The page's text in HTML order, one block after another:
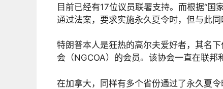
目前已经有17位议员联署支持。而根据“国
通过法案，要求实施永久夏令时，但与此
特朗普本人是狂热的高尔夫爱好者，其名
会（NGCOA）的会员。该协会一直在联邦
在加拿大，同样有多个省份通过了永久夏